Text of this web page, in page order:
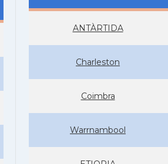
ANTÀRTIDA
Charleston
Coimbra
Warrnambool